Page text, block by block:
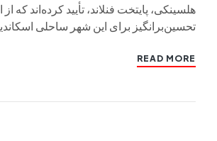
تحسین‌برانگیز برای این شهر ساحلی
READ MORE